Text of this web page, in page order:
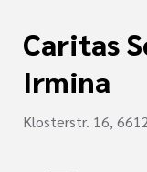
Caritas
Irmina
Klosterstr. 16,